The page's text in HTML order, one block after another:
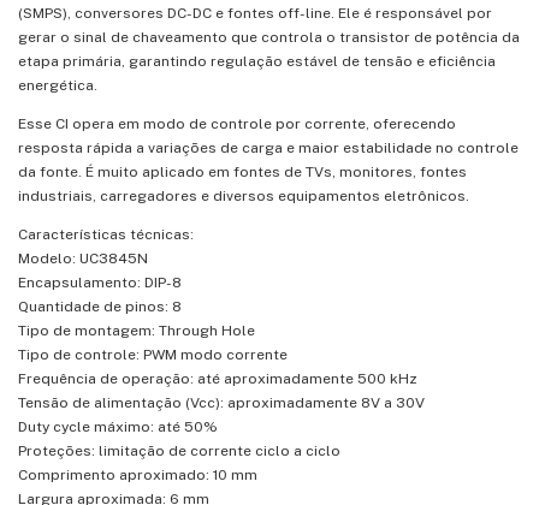
(SMPS), conversores DC-DC e fontes off-line. Ele é responsável por
gerar o sinal de chaveamento que controla o transistor de potência da
etapa primária, garantindo regulação estável de tensão e eficiência
energética.
Esse CI opera em modo de controle por corrente, oferecendo
resposta rápida a variações de carga e maior estabilidade no controle
da fonte. É muito aplicado em fontes de TVs, monitores, fontes
industriais, carregadores e diversos equipamentos eletrônicos.
Características técnicas:
Modelo: UC3845N
Encapsulamento: DIP-8
Quantidade de pinos: 8
Tipo de montagem: Through Hole
Tipo de controle: PWM modo corrente
Frequência de operação: até aproximadamente 500 kHz
Tensão de alimentação (Vcc): aproximadamente 8V a 30V
Duty cycle máximo: até 50%
Proteções: limitação de corrente ciclo a ciclo
Comprimento aproximado: 10 mm
Largura aproximada: 6 mm